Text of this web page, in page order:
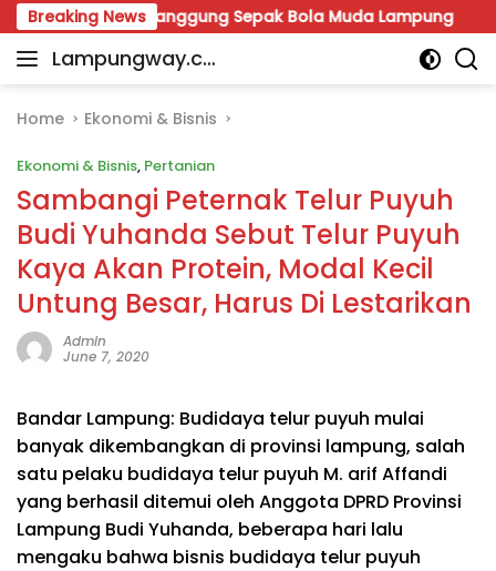
Skip
to
content
Breaking News
Jadi Panggung Sepak Bola Muda Lampung
Lampungway.co
Portal
Daerah
Terpercaya
dan
Terupdate
Home Ekonomi & Bisnis
Ekonomi & Bisnis, Pertanian
Sambangi Peternak Telur Puyuh
Budi Yuhanda Sebut Telur Puyuh
Kaya Akan Protein, Modal Kecil
Untung Besar, Harus Di Lestarikan
Admin
June 7, 2020
Bandar Lampung: Budidaya telur puyuh mulai
banyak dikembangkan di provinsi lampung, salah
satu pelaku budidaya telur puyuh M. arif Affandi
yang berhasil ditemui oleh Anggota DPRD Provinsi
Lampung Budi Yuhanda, beberapa hari lalu
mengaku bahwa bisnis budidaya telur puyuh